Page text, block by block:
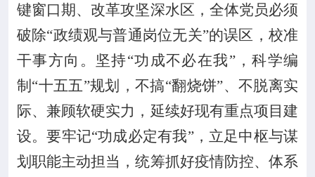
键窗口期、改革攻坚深水区，全体党员必须
破除“政绩观与普通岗位无关”的误区，校准
干事方向 。 坚持“功成不必在我”，科学编
制“十五五”规划，不搞“翻烧饼”、不脱离实
际、兼顾软硬实力，延续好现有重点项目建
设。要牢记“功成必定有我”，立足中枢与谋
划职能主动担当，统筹抓好疫情防控、体系